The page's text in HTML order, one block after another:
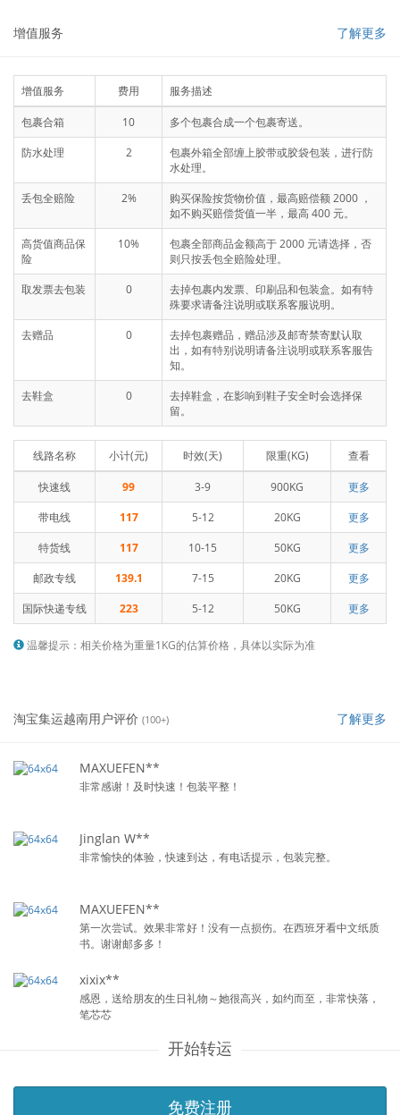
增值服务 了解更多
增值服务 费用 服务描述
包裹合箱 10
多个包裹合成一个包裹寄送。
防水处理
2
包裹外箱全部缠上胶带或胶袋包装，进行防
水处理。
丢包全赔险
2%
购买保险按货物价值，最高赔偿额 2000 ，
如不购买赔偿货值一半，最高 400 元。
高货值商品保
险
10%
包裹全部商品金额高于 2000 元请选择，否
则只按丢包全赔险处理。
取发票去包装
0
去掉包裹内发票、印刷品和包装盒。如有特
殊要求请备注说明或联系客服说明。
去赠品
0
去掉包裹赠品，赠品涉及邮寄禁寄默认取
出，如有特别说明请备注说明或联系客服告
知。
去鞋盒
0
去掉鞋盒，在影响到鞋子安全时会选择保
留。
线路名称 小计(元) 时效(天) 限重(KG) 查看
快速线 99 3-9 900KG
更多
带电线
117 5-12 20KG
更多
特货线
117 10-15 50KG
更多
邮政专线
139.1 7-15 20KG
更多
国际快递专线
223 5-12 50KG 更多
温馨提示：相关价格为重量1KG的估算价格，具体以实际为准
淘宝集运越南用户评价 (100+) 了解更多
MAXUEFEN**
非常感谢！及时快速！包装平整！
Jinglan W**
非常愉快的体验，快速到达，有电话提示，包装完整。
MAXUEFEN**
第一次尝试。效果非常好！没有一点损伤。在西班牙看中文纸质
书。谢谢邮多多！
xixix**
感恩，送给朋友的生日礼物～她很高兴，如约而至，非常快落，
笔芯芯
开始转运
免费注册